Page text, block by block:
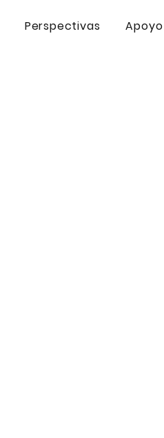
Perspectivas Apoyo